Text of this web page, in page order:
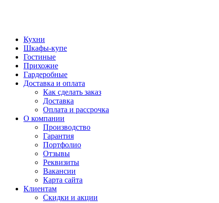
Кухни
Шкафы-купе
Гостиные
Прихожие
Гардеробные
Доставка и оплата
Как сделать заказ
Доставка
Оплата и рассрочка
О компании
Производство
Гарантия
Портфолио
Отзывы
Реквизиты
Вакансии
Карта сайта
Клиентам
Скидки и акции